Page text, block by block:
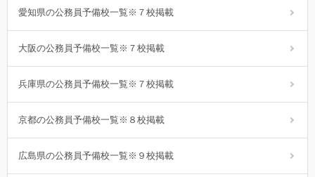
愛知県の公務員予備校一覧※７校掲載
大阪の公務員予備校一覧※７校掲載
兵庫県の公務員予備校一覧※７校掲載
京都の公務員予備校一覧※８校掲載
広島県の公務員予備校一覧※９校掲載